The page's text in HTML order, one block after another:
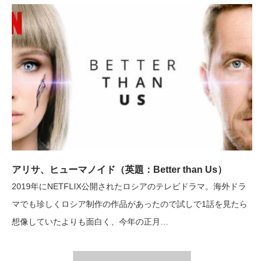
アリサ、ヒューマノイド（英題：Better than Us）
2019年にNETFLIX公開されたロシアのテレビドラマ。海外ドラ
マでも珍しくロシア制作の作品があったので試しで1話を見たら
想像していたよりも面白く、今年の正月…